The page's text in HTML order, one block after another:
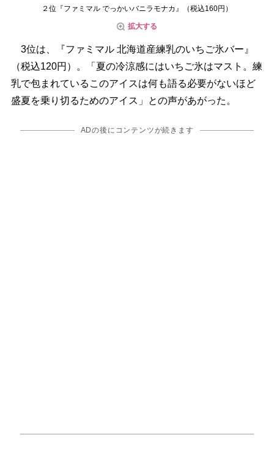
２位『ファミマル でっかいバニラモナカ』（税込160円）
拡大する
3位は、『ファミマル 北海道産練乳のいちご氷バー』
（税込120円）。「夏の冷涼感にはいちご氷はマスト。練
乳で包まれているこのアイスは何も語る必要がないほど
盛夏を乗り切るためのアイス」との声があがった。
ADの後にコンテンツが続きます